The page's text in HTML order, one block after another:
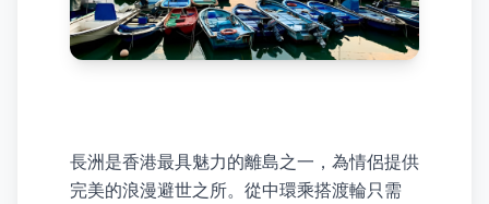
長洲是香港最具魅力的離島之一，為情侶提供
完美的浪漫避世之所。從中環乘搭渡輪只需